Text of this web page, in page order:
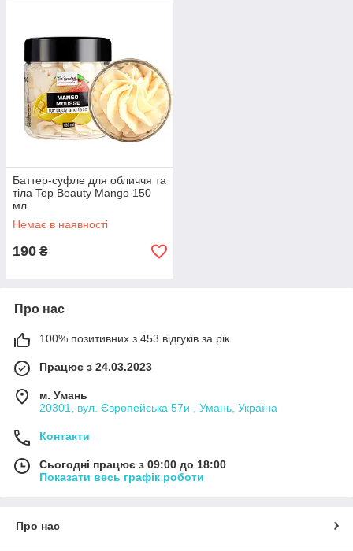
Баттер-суфле для обличчя та
тіла Top Beauty Mango 150
мл
Немає в наявності
190 ₴
Про нас
100% позитивних з 453 відгуків за рік
Працює з 24.03.2023
м. Умань
20301, вул. Європейська 57и , Умань, Україна
Контакти
Сьогодні працює з 09:00 до 18:00
Показати весь графік роботи
Про нас